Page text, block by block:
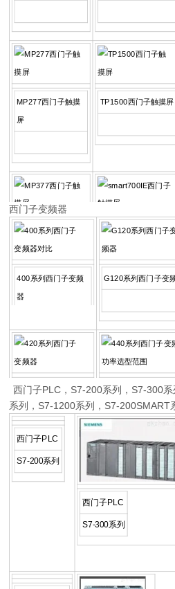
MP277西门子触摸
屏
TP1500西门子触摸屏
MP377西门子触摸
屏
smart700IE西门子触
屏
西门子变频器
400系列西门子变频
器
G120系列西门子变
420系列西门子变频
器
440系列西门子变频
西门子PLC，S7-200系列，S7-300
系列，S7-1200系列，S7-200SMART
西门子PLC
S7-200系列
西门子PLC
S7-300系列